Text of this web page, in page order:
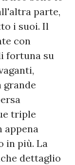
parte,
i suoi. Il
con
fortuna su
grande
triple
appena
in più. La
dettaglio